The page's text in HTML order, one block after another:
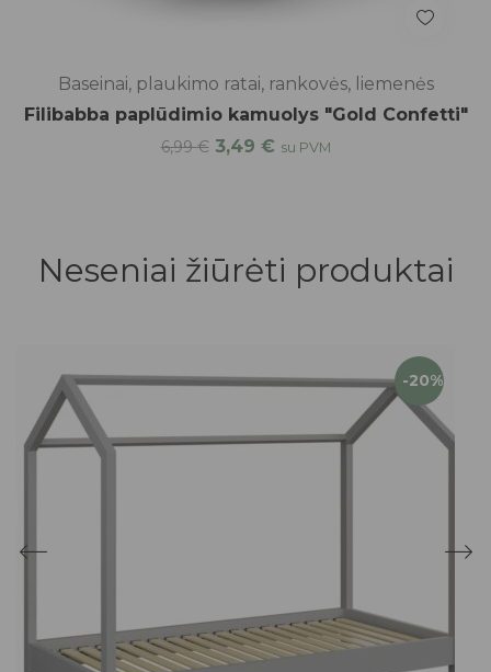
Baseinai, plaukimo ratai, rankovės, liemenės
Filibabba paplūdimio kamuolys "Gold Confetti"
6,99€ 3,49 € su PVM
Neseniai žiūrėti produktai
-20%